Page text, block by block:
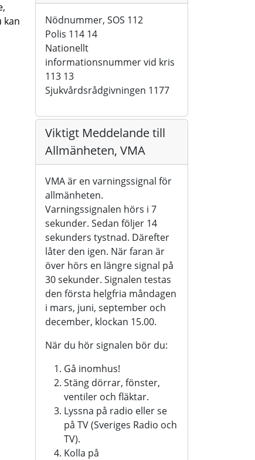
kan
Nödnummer, SOS 112
Polis 114 14
Nationellt
informationsnummer vid kris
113 13
Sjukvårdsrådgivningen 1177
Viktigt Meddelande till
Allmänheten, VMA
VMA är en varningssignal för
allmänheten.
Varningssignalen hörs i 7
sekunder. Sedan följer 14
sekunders tystnad. Därefter
låter den igen. När faran är
över hörs en längre signal på
30 sekunder. Signalen testas
den första helgfria måndagen
i mars, juni, september och
december, klockan 15.00.
När du hör signalen bör du:
Gå inomhus!
Stäng dörrar, fönster,
ventiler och fläktar.
Lyssna på radio eller se
på TV (Sveriges Radio och
TV).
Kolla på